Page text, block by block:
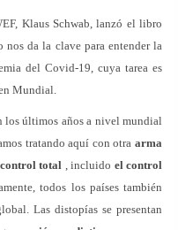
Klaus Schwab, lanzó el libro
da la clave para entender la
del Covid-19, cuya tarea es
Mundial.
los últimos años a nivel mundial
tratando aquí con otraarma
control total , incluido el control
todos los países también
Las distopías se presentan